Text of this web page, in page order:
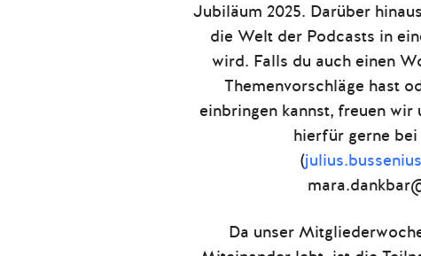
Jubiläum 2025. Darüber
die Welt der Podcasts in
wird. Falls du auch einen
Themenvorschläge hast
einbringen kannst, freuen
hierfür gerne
(
Da unser